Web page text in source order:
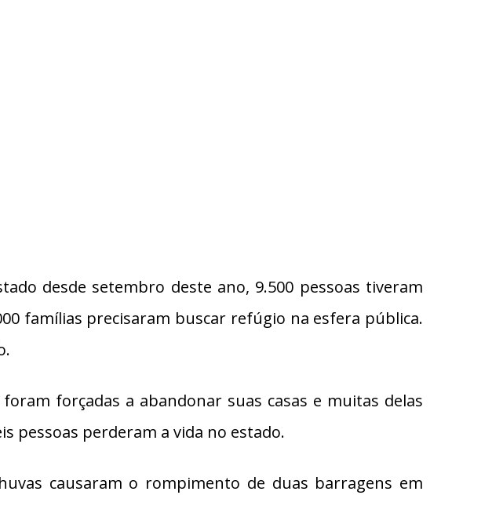
desde setembro deste ano, 9.500 pessoas tiveram
famílias precisaram buscar refúgio na esfera pública.
forçadas a abandonar suas casas e muitas delas
pessoas perderam a vida no estado.
causaram o rompimento de duas barragens em